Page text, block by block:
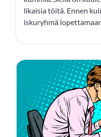
likaisia töitä. Ennen
iskuryhmä
suojelemiseksi ei kai